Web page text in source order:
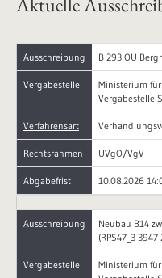
Ausschreibung B 293 OU
Vergabestelle
Ministerium
Vergabestelle
Verfahrensart
Rechtsrahmen UVgO/VgV
Abgabefrist 10.08.2026
Ausschreibung
Neubau B14
(RPS47_3-
Vergabestelle
Ministerium